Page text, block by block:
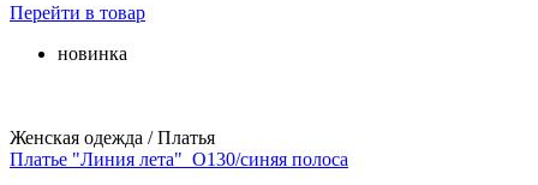
Перейти в товар
новинка
Женская одежда / Платья
Платье "Линия лета"_О130/синяя полоса